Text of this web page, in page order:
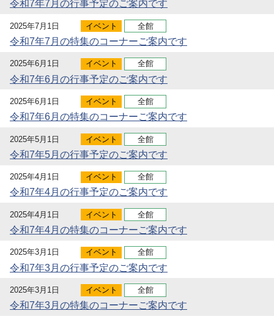
令和7年7月の行事予定のご案内です
2025年7月1日 イベント 全館
令和7年7月の特集のコーナーご案内です
2025年6月1日 イベント 全館
令和7年6月の行事予定のご案内です
2025年6月1日 イベント 全館
令和7年6月の特集のコーナーご案内です
2025年5月1日 イベント 全館
令和7年5月の行事予定のご案内です
2025年4月1日 イベント 全館
令和7年4月の行事予定のご案内です
2025年4月1日 イベント 全館
令和7年4月の特集のコーナーご案内です
2025年3月1日 イベント 全館
令和7年3月の行事予定のご案内です
2025年3月1日 イベント 全館
令和7年3月の特集のコーナーご案内です